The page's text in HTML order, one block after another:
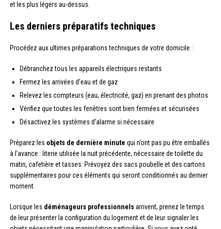
et les plus légers au-dessus.
Les derniers préparatifs techniques
Procédez aux ultimes préparations techniques de votre domicile :
Débranchez tous les appareils électriques restants
Fermez les arrivées d’eau et de gaz
Relevez les compteurs (eau, électricité, gaz) en prenant des photos
Vérifiez que toutes les fenêtres sont bien fermées et sécurisées
Désactivez les systèmes d’alarme si nécessaire
Préparez les objets de dernière minute qui n’ont pas pu être emballés
à l’avance : literie utilisée la nuit précédente, nécessaire de toilette du
matin, cafetière et tasses. Prévoyez des sacs poubelle et des cartons
supplémentaires pour ces éléments qui seront conditionnés au dernier
moment.
Lorsque les déménageurs professionnels arrivent, prenez le temps
de leur présenter la configuration du logement et de leur signaler les